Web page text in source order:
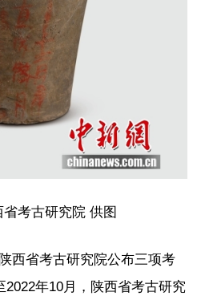
考古研究院 供图
西省考古研究院公布三项考
2022年10月，陕西省考古研究